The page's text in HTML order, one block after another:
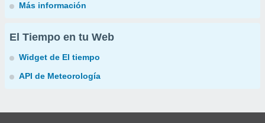
Más información
El Tiempo en tu Web
Widget de El tiempo
API de Meteorología